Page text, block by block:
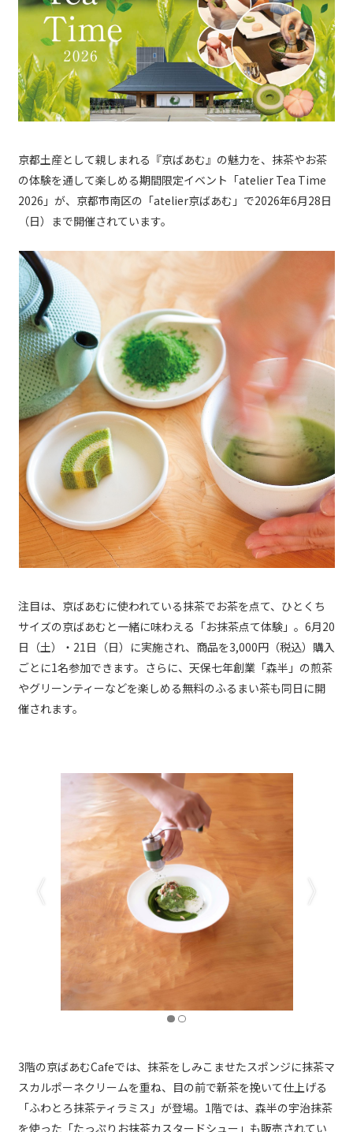
京都土産として親しまれる『京ばあむ』の魅力を、抹茶やお茶
の体験を通して楽しめる期間限定イベント「atelier Tea Time
2026」が、京都市南区の「atelier京ばあむ」で2026年6月28日
（日）まで開催されています。
注目は、京ばあむに使われている抹茶でお茶を点て、ひとくち
サイズの京ばあむと一緒に味わえる「お抹茶点て体験」。6月20
日（土）・21日（日）に実施され、商品を3,000円（税込）購入
ごとに1名参加できます。さらに、天保七年創業「森半」の煎茶
やグリーンティーなどを楽しめる無料のふるまい茶も同日に開
催されます。
3階の京ばあむCafeでは、抹茶をしみこませたスポンジに抹茶マ
スカルポーネクリームを重ね、目の前で新茶を挽いて仕上げる
「ふわとろ抹茶ティラミス」が登場。1階では、森半の宇治抹茶
を使った「たっぷりお抹茶カスタードシュー」も販売されてい